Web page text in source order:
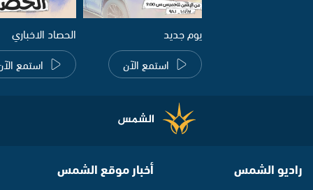
يوم جديد
استمع الآن
الحصاد الاخباري
استمع
راديو الشمس أخبار موقع الشمس